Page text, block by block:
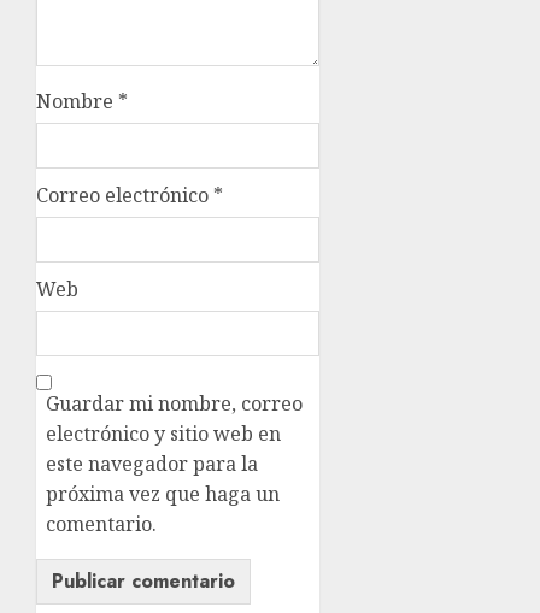
Nombre *
Correo electrónico *
Web
Guardar mi nombre, correo
electrónico y sitio web en
este navegador para la
próxima vez que haga un
comentario.